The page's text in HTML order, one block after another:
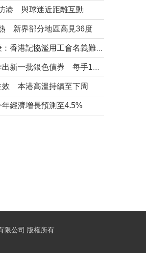
港 與球迷近距離互動
新界部分地區高見36度
效 本港高溫持續至下周
經濟增長預測至4.5%
限公司 版權所有